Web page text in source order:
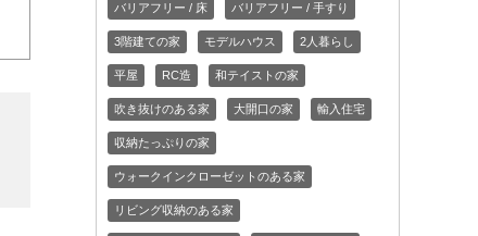
バリアフリー / 床 バリアフリー / 手すり
3階建ての家 モデルハウス 2人暮らし
平屋 RC造 和テイストの家
吹き抜けのある家 大開口の家 輸入住宅
収納たっぷりの家
ウォークインクローゼットのある家
リビング収納のある家